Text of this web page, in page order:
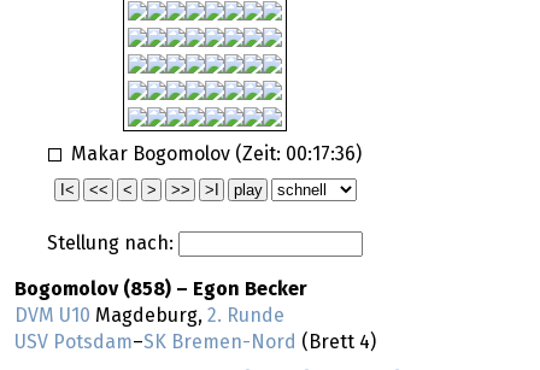
Makar Bogomolov (Zeit: 00:17:36)
Stellung nach:
Bogomolov (858) – Egon Becker
DVM U10 Magdeburg, 2. Runde
USV Potsdam–SK Bremen-Nord (Brett 4)